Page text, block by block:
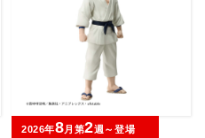
2026年8月第2週～登場